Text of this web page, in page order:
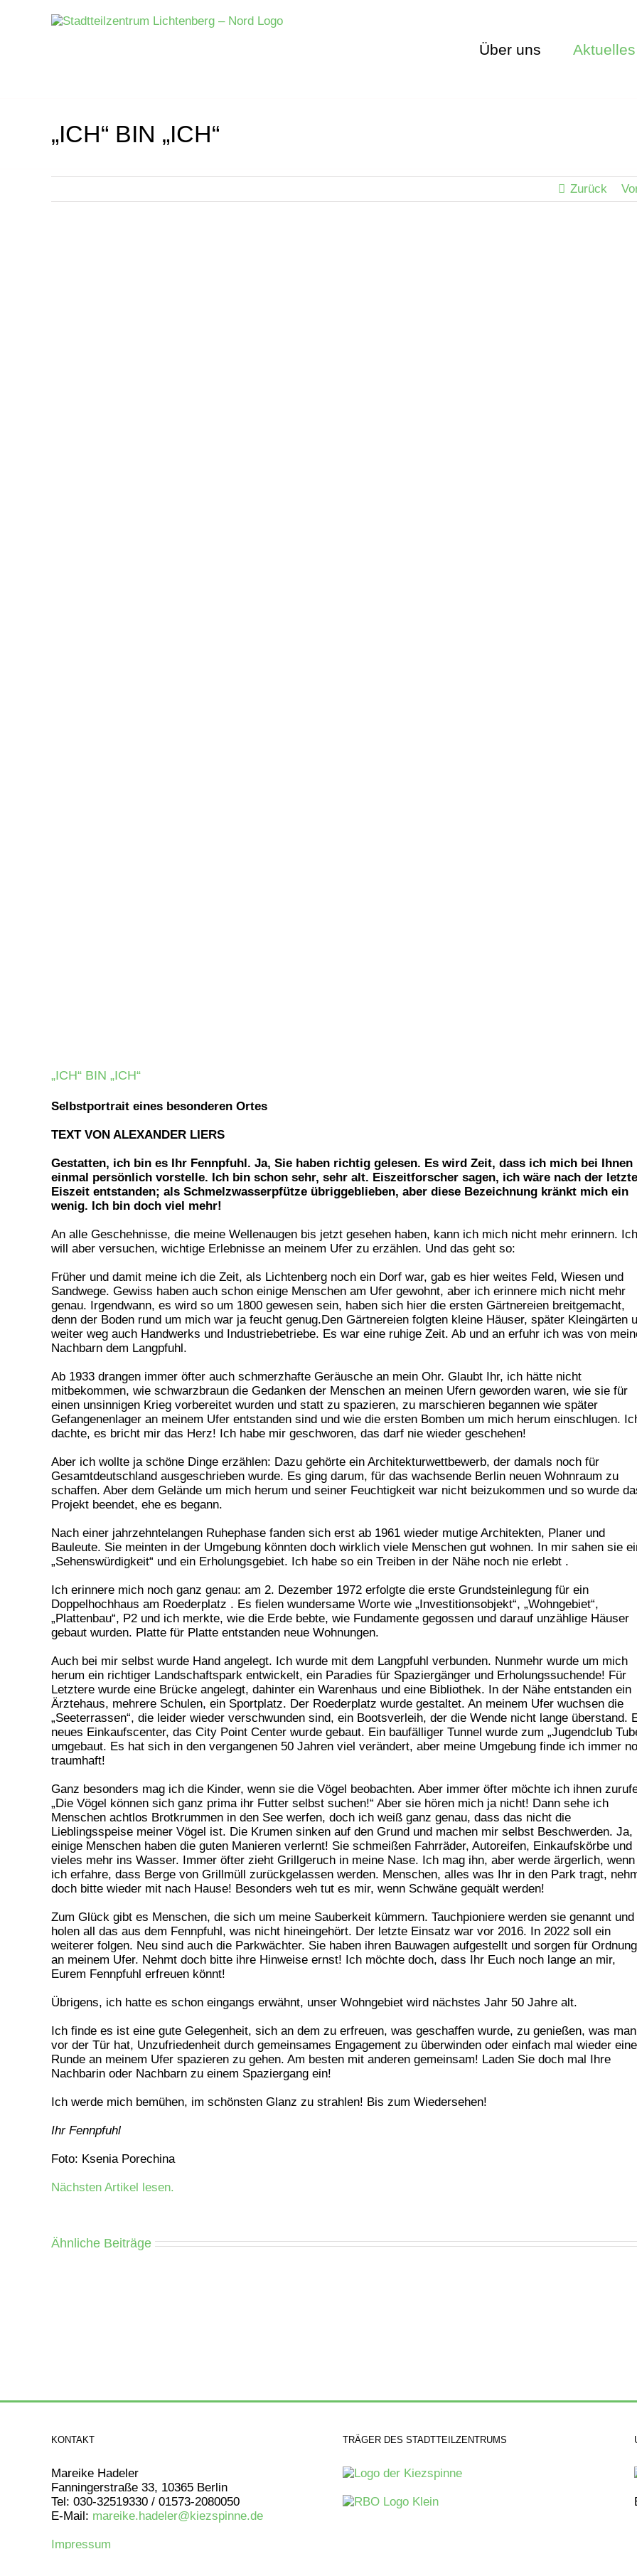
Über uns Aktuelles
„ICH“ BIN „ICH“
Zurück
„ICH“ BIN „ICH“
Selbstportrait eines besonderen Ortes
TEXT VON ALEXANDER LIERS
Gestatten, ich bin es Ihr Fennpfuhl. Ja, Sie haben richtig gelesen. Es wird Zeit, dass ich mich bei Ihnen
einmal persönlich vorstelle. Ich bin schon sehr, sehr alt. Eiszeitforscher sagen, ich wäre nach der
Eiszeit entstanden; als Schmelzwasserpfütze übriggeblieben, aber diese Bezeichnung kränkt mich ein
wenig. Ich bin doch viel mehr!
An alle Geschehnisse, die meine Wellenaugen bis jetzt gesehen haben, kann ich mich nicht mehr erinnern. Ich
will aber versuchen, wichtige Erlebnisse an meinem Ufer zu erzählen. Und das geht so:
Früher und damit meine ich die Zeit, als Lichtenberg noch ein Dorf war, gab es hier weites Feld, Wiesen und
Sandwege. Gewiss haben auch schon einige Menschen am Ufer gewohnt, aber ich erinnere mich nicht mehr
genau. Irgendwann, es wird so um 1800 gewesen sein, haben sich hier die ersten Gärtnereien breitgemacht,
denn der Boden rund um mich war ja feucht genug.Den Gärtnereien folgten kleine Häuser, später Kleingärten
weiter weg auch Handwerks und Industriebetriebe. Es war eine ruhige Zeit. Ab und an erfuhr ich was von
Nachbarn dem Langpfuhl.
Ab 1933 drangen immer öfter auch schmerzhafte Geräusche an mein Ohr. Glaubt Ihr, ich hätte nicht
mitbekommen, wie schwarzbraun die Gedanken der Menschen an meinen Ufern geworden waren, wie sie für
einen unsinnigen Krieg vorbereitet wurden und statt zu spazieren, zu marschieren begannen wie später
Gefangenenlager an meinem Ufer entstanden sind und wie die ersten Bomben um mich herum einschlugen.
dachte, es bricht mir das Herz! Ich habe mir geschworen, das darf nie wieder geschehen!
Aber ich wollte ja schöne Dinge erzählen: Dazu gehörte ein Architekturwettbewerb, der damals noch für
Gesamtdeutschland ausgeschrieben wurde. Es ging darum, für das wachsende Berlin neuen Wohnraum zu
schaffen. Aber dem Gelände um mich herum und seiner Feuchtigkeit war nicht beizukommen und so wurde
Projekt beendet, ehe es begann.
Nach einer jahrzehntelangen Ruhephase fanden sich erst ab 1961 wieder mutige Architekten, Planer und
Bauleute. Sie meinten in der Umgebung könnten doch wirklich viele Menschen gut wohnen. In mir sahen sie
„Sehenswürdigkeit“ und ein Erholungsgebiet. Ich habe so ein Treiben in der Nähe noch nie erlebt .
Ich erinnere mich noch ganz genau: am 2. Dezember 1972 erfolgte die erste Grundsteinlegung für ein
Doppelhochhaus am Roederplatz . Es fielen wundersame Worte wie „Investitionsobjekt“, „Wohngebiet“,
„Plattenbau“, P2 und ich merkte, wie die Erde bebte, wie Fundamente gegossen und darauf unzählige Häuser
gebaut wurden. Platte für Platte entstanden neue Wohnungen.
Auch bei mir selbst wurde Hand angelegt. Ich wurde mit dem Langpfuhl verbunden. Nunmehr wurde um mich
herum ein richtiger Landschaftspark entwickelt, ein Paradies für Spaziergänger und Erholungssuchende! Für
Letztere wurde eine Brücke angelegt, dahinter ein Warenhaus und eine Bibliothek. In der Nähe entstanden ein
Ärztehaus, mehrere Schulen, ein Sportplatz. Der Roederplatz wurde gestaltet. An meinem Ufer wuchsen die
„Seeterrassen“, die leider wieder verschwunden sind, ein Bootsverleih, der die Wende nicht lange überstand.
neues Einkaufscenter, das City Point Center wurde gebaut. Ein baufälliger Tunnel wurde zum „Jugendclub
umgebaut. Es hat sich in den vergangenen 50 Jahren viel verändert, aber meine Umgebung finde ich immer
traumhaft!
Ganz besonders mag ich die Kinder, wenn sie die Vögel beobachten. Aber immer öfter möchte ich ihnen
„Die Vögel können sich ganz prima ihr Futter selbst suchen!“ Aber sie hören mich ja nicht! Dann sehe ich
Menschen achtlos Brotkrummen in den See werfen, doch ich weiß ganz genau, dass das nicht die
Lieblingsspeise meiner Vögel ist. Die Krumen sinken auf den Grund und machen mir selbst Beschwerden. Ja,
einige Menschen haben die guten Manieren verlernt! Sie schmeißen Fahrräder, Autoreifen, Einkaufskörbe und
vieles mehr ins Wasser. Immer öfter zieht Grillgeruch in meine Nase. Ich mag ihn, aber werde ärgerlich, wenn
ich erfahre, dass Berge von Grillmüll zurückgelassen werden. Menschen, alles was Ihr in den Park tragt,
doch bitte wieder mit nach Hause! Besonders weh tut es mir, wenn Schwäne gequält werden!
Zum Glück gibt es Menschen, die sich um meine Sauberkeit kümmern. Tauchpioniere werden sie genannt und
holen all das aus dem Fennpfuhl, was nicht hineingehört. Der letzte Einsatz war vor 2016. In 2022 soll ein
weiterer folgen. Neu sind auch die Parkwächter. Sie haben ihren Bauwagen aufgestellt und sorgen für Ordnung
an meinem Ufer. Nehmt doch bitte ihre Hinweise ernst! Ich möchte doch, dass Ihr Euch noch lange an mir,
Eurem Fennpfuhl erfreuen könnt!
Übrigens, ich hatte es schon eingangs erwähnt, unser Wohngebiet wird nächstes Jahr 50 Jahre alt.
Ich finde es ist eine gute Gelegenheit, sich an dem zu erfreuen, was geschaffen wurde, zu genießen, was man
vor der Tür hat, Unzufriedenheit durch gemeinsames Engagement zu überwinden oder einfach mal wieder eine
Runde an meinem Ufer spazieren zu gehen. Am besten mit anderen gemeinsam! Laden Sie doch mal Ihre
Nachbarin oder Nachbarn zu einem Spaziergang ein!
Ich werde mich bemühen, im schönsten Glanz zu strahlen! Bis zum Wiedersehen!
Ihr Fennpfuhl
Foto: Ksenia Porechina
Nächsten Artikel lesen.
Ähnliche Beiträge
KONTAKT
Mareike Hadeler
Fanningerstraße 33, 10365 Berlin
Tel: 030-32519330 / 01573-2080050
E-Mail: mareike.hadeler@kiezspinne.de
Impressum
TRÄGER DES STADTTEILZENTRUMS